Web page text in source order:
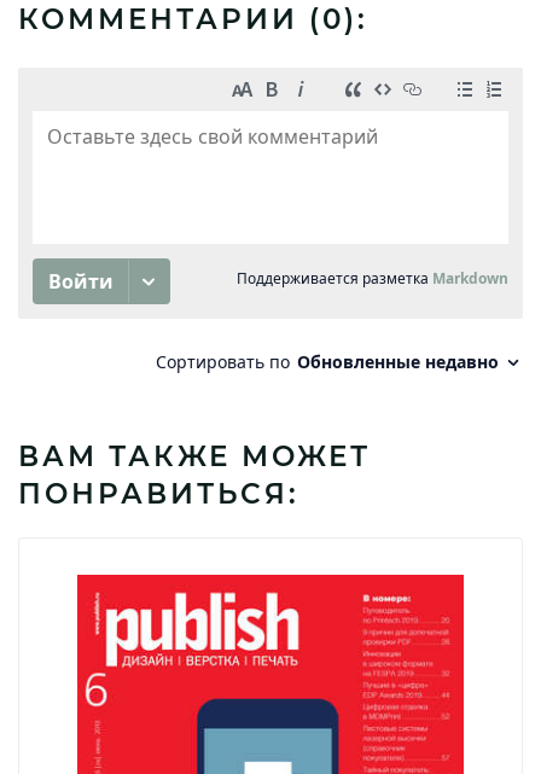
КОММЕНТАРИИ (0):
ВАМ ТАКЖЕ МОЖЕТ
ПОНРАВИТЬСЯ: